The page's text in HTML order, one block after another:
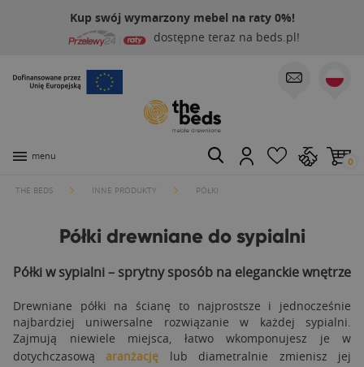
Kup swój wymarzony mebel na raty 0%!
dostępne teraz na beds.pl!
menu 0
THE BEDS INNE PRODUKTY PÓŁKI
Półki drewniane do sypialni
Półki w sypialni – sprytny sposób na eleganckie wnętrze
Drewniane półki na ścianę to najprostsze i jednocześnie
najbardziej uniwersalne rozwiązanie w każdej sypialni.
Zajmują niewiele miejsca, łatwo wkomponujesz je w
dotychczasowąaranżację lub diametralnie zmienisz jej